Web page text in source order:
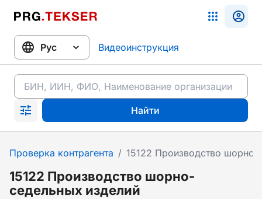
Видеоинструкция
Найти
Проверка контрагента / 15122 Производство шорно-
15122 Производство шорно-
седельных изделий